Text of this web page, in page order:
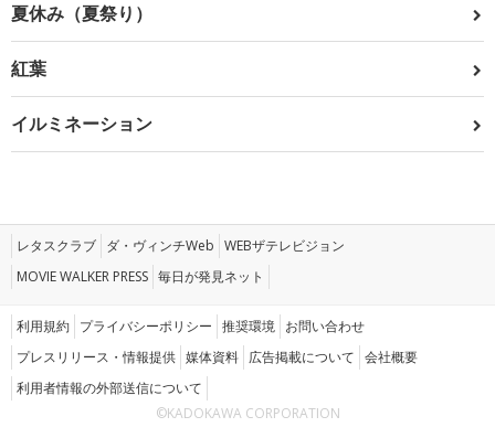
夏休み（夏祭り）
紅葉
イルミネーション
レタスクラブ ダ・ヴィンチWeb WEBザテレビジョン
MOVIE WALKER PRESS 毎日が発見ネット
利用規約 プライバシーポリシー 推奨環境 お問い合わせ
プレスリリース・情報提供 媒体資料 広告掲載について 会社概要
利用者情報の外部送信について
©KADOKAWA CORPORATION